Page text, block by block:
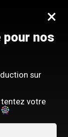
×
pour nos
sur
votre